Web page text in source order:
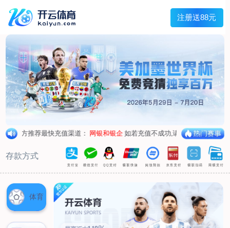
Menu
网站首页
关于我们
产品中心
荣誉资质
厂区设备
人才招聘
新闻中心
销售网点